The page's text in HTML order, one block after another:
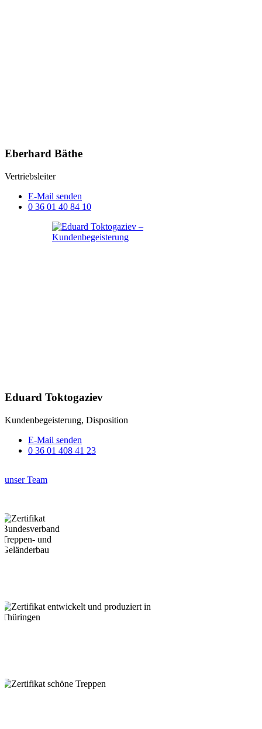
Eberhard Bäthe
Vertriebsleiter
E-Mail senden
0 36 01 40 84 10
Eduard Toktogaziev
Kundenbegeisterung, Disposition
E-Mail senden
0 36 01 408 41 23
unser Team